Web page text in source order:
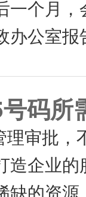
一个月
办公室
码所
理审批
造企业
缺的资